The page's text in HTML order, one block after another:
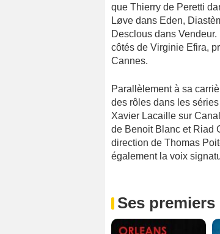
que Thierry de Peretti
Løve dans Eden,
Desclous dans
côtés de Virginie Efira,
Cannes.
Parallèlement à sa
des rôles dans les
Xavier Lacaille sur
de Benoit Blanc et Riad
direction de Thomas
également la voix
Ses